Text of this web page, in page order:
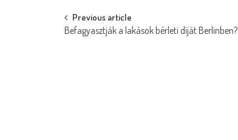
Post
navigation
Previous article
Befagyasztják a lakások bérleti díját Berlinben?